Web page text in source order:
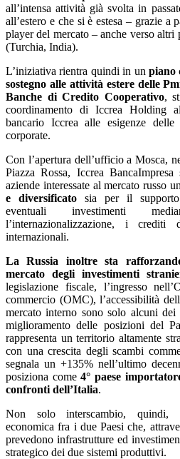
all’intensa attività già svolta in
all’estero e che si è estesa – grazie a
player del mercato – anche verso altri
(Turchia, India).
L’iniziativa rientra quindi in un piano
sostegno alle attività estere delle
Banche di Credito Cooperativo,
coordinamento di Iccrea Holding
bancario Iccrea alle esigenze
corporate.
Con l’apertura dell’ufficio a Mosca,
Piazza Rossa, Iccrea
aziende interessate al mercato russo un
e diversificato sia per il supporto
eventuali investimenti
l’internazionalizzazione, i crediti
internazionali.
La Russia inoltre sta
mercato degli investimenti
legislazione fiscale, l’ingresso
commercio (OMC), l’accessibilità
mercato interno sono solo alcuni
miglioramento delle posizioni del
rappresenta un territorio altamente
con una crescita degli scambi
segnala un +135% nell’ultimo
posiziona come4° paese
confronti dell’Italia.
Non solo interscambio, quindi,
economica fra i due Paesi che,
prevedono infrastrutture ed
strategico dei due sistemi produttivi.